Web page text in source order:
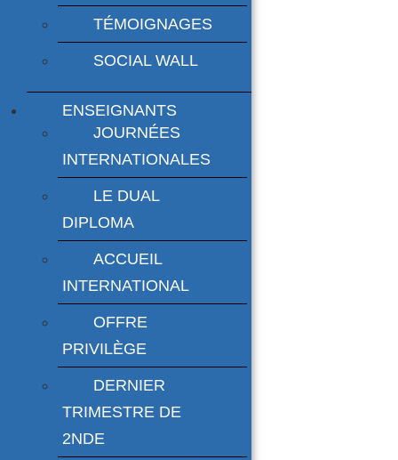
TÉMOIGNAGES
SOCIAL WALL
ENSEIGNANTS
JOURNÉES
INTERNATIONALES
LE DUAL
DIPLOMA
ACCUEIL
INTERNATIONAL
OFFRE
PRIVILÈGE
DERNIER
TRIMESTRE DE
2NDE